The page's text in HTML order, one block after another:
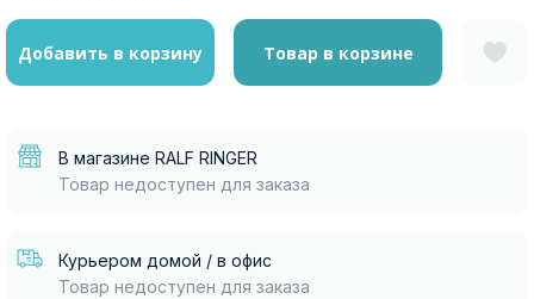
Добавить в корзину Товар в корзине
В магазине RALF RINGER
Товар недоступен для заказа
Курьером домой / в офис
Товар недоступен для заказа